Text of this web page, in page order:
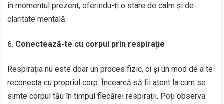
în momentul prezent, oferindu-ți o stare de calm și de
claritate mentală.
Conectează-te cu corpul prin respirație
Respirația nu este doar un proces fizic, ci și un mod de a te
reconecta cu propriul corp. Încearcă să fii atent la cum se
simte corpul tău în timpul fiecărei respirații. Poți observa